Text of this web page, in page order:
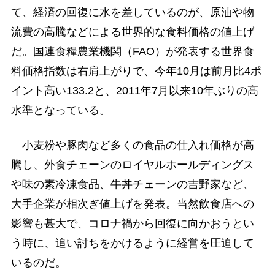
て、経済の回復に水を差しているのが、原油や物
流費の高騰などによる世界的な食料価格の値上げ
だ。国連食糧農業機関（FAO）が発表する世界食
料価格指数は右肩上がりで、今年10月は前月比4ポ
イント高い133.2と、2011年7月以来10年ぶりの高
水準となっている。
小麦粉や豚肉など多くの食品の仕入れ価格が高
騰し、外食チェーンのロイヤルホールディングス
や味の素冷凍食品、牛丼チェーンの吉野家など、
大手企業が相次ぎ値上げを発表。当然飲食店への
影響も甚大で、コロナ禍から回復に向かおうとい
う時に、追い討ちをかけるように経営を圧迫して
いるのだ。